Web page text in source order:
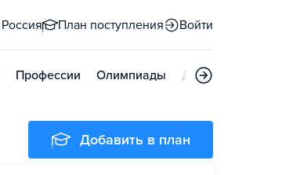
Россия План поступления Войти
Профессии Олимпиады Дни открытых
Добавить в план